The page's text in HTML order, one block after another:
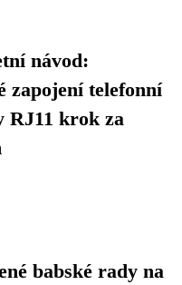
návod:
zapojení telefonní
RJ11 krok za
babské rady na